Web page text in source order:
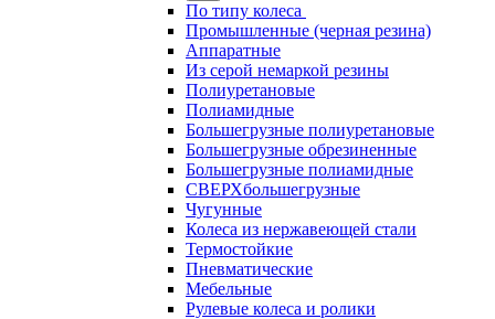
По типу колеса
Промышленные (черная резина)
Аппаратные
Из серой немаркой резины
Полиуретановые
Полиамидные
Большегрузные полиуретановые
Большегрузные обрезиненные
Большегрузные полиамидные
СВЕРХбольшегрузные
Чугунные
Колеса из нержавеющей стали
Термостойкие
Пневматические
Мебельные
Рулевые колеса и ролики